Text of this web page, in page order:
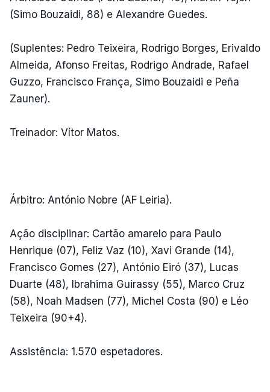
(Simo Bouzaidi, 88) e Alexandre Guedes.
(Suplentes: Pedro Teixeira, Rodrigo Borges, Erivaldo
Almeida, Afonso Freitas, Rodrigo Andrade, Rafael
Guzzo, Francisco França, Simo Bouzaidi e Peña
Zauner).
Treinador: Vítor Matos.
Árbitro: António Nobre (AF Leiria).
Ação disciplinar: Cartão amarelo para Paulo
Henrique (07), Feliz Vaz (10), Xavi Grande (14),
Francisco Gomes (27), António Eiró (37), Lucas
Duarte (48), Ibrahima Guirassy (55), Marco Cruz
(58), Noah Madsen (77), Michel Costa (90) e Léo
Teixeira (90+4).
Assistência: 1.570 espetadores.